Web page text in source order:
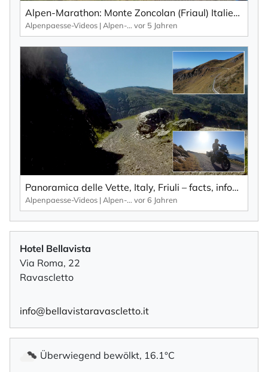
Alpen-Marathon: Monte Zoncolan (Friaul) Italien – Fakten, Infos, Impressionen (2020)
Alpenpaesse-Videos | Alpen-Marathon vor 5 Jahren
Panoramica delle Vette, Italy, Friuli – facts, infos, impressions of Alpen-Marathon (2019 | EN)
Alpenpaesse-Videos | Alpen-Marathon vor 6 Jahren
Hotel Bellavista
Via Roma, 22
Ravascletto
info@bellavistaravascletto.it
Überwiegend bewölkt, 16.1°C